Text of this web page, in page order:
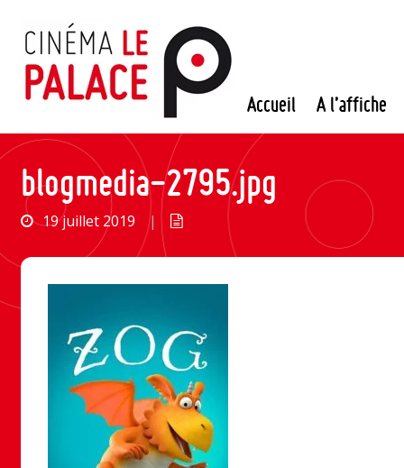
contenu
Accueil A l’affiche
blogmedia-2795.jpg
19 juillet 2019 |